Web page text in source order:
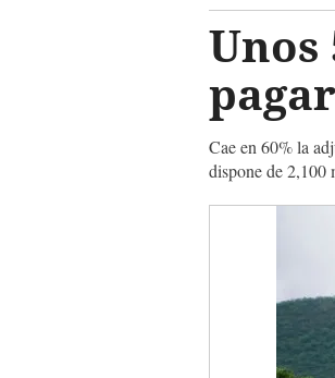
Cae en 60% la
dispone de 2,100